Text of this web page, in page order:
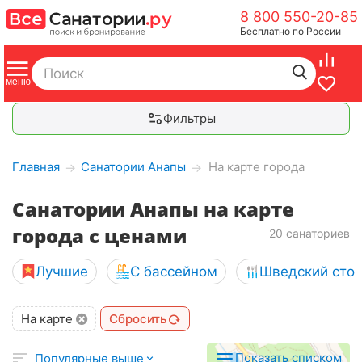
8 800 550-20-85
Бесплатно по России
Фильтры
Главная → Санатории Анапы → На карте города
Санатории Анапы на карте
города с ценами
20 санаториев
Лучшие С бассейном Шведский стол
На карте Сбросить
Популярные выше Показать списком
5500 ₽
4900 ₽
4000 ₽
3375 ₽